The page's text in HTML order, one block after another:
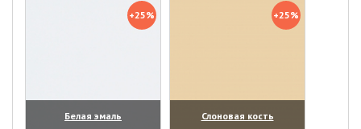
+25%
Белая эмаль
+25%
Слоновая кость